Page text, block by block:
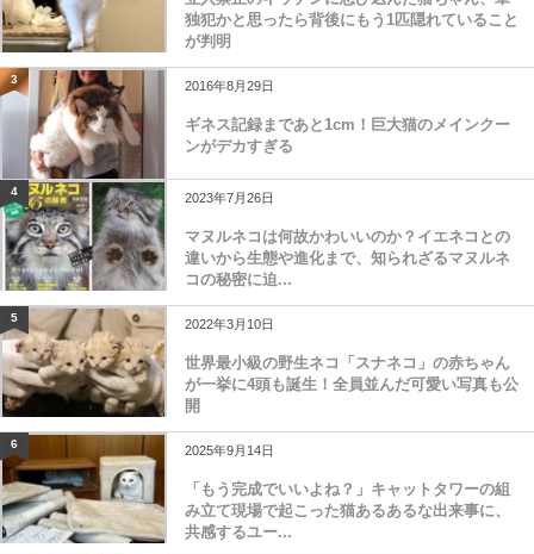
独犯かと思ったら背後にもう1匹隠れていること
が判明
3 2016年8月29日
ギネス記録まであと1cm！巨大猫のメインクー
ンがデカすぎる
4 2023年7月26日
マヌルネコは何故かわいいのか？イエネコとの
違いから生態や進化まで、知られざるマヌルネ
コの秘密に迫...
5 2022年3月10日
世界最小級の野生ネコ「スナネコ」の赤ちゃん
が一挙に4頭も誕生！全員並んだ可愛い写真も公
開
6 2025年9月14日
「もう完成でいいよね？」キャットタワーの組
み立て現場で起こった猫あるあるな出来事に、
共感するユー...